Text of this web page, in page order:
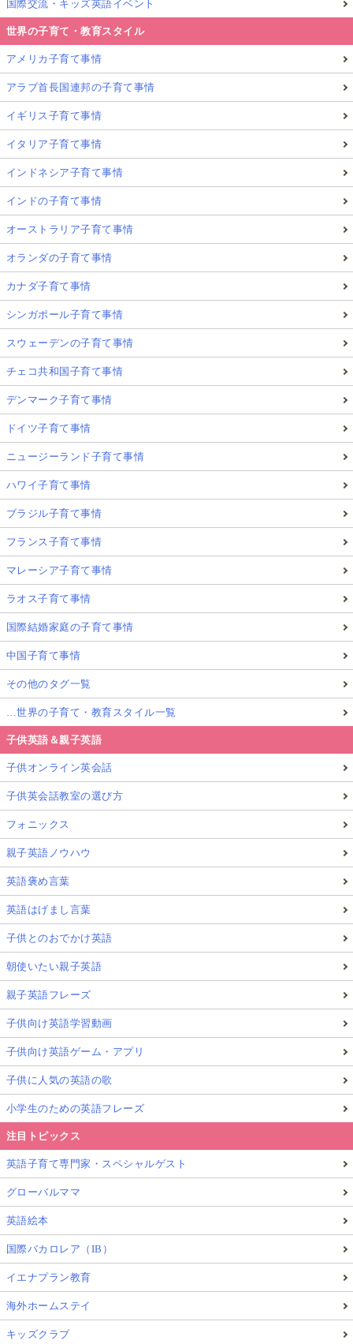
国際交流・キッズ英語イベント
世界の子育て・教育スタイル
アメリカ子育て事情
アラブ首長国連邦の子育て事情
イギリス子育て事情
イタリア子育て事情
インドネシア子育て事情
インドの子育て事情
オーストラリア子育て事情
オランダの子育て事情
カナダ子育て事情
シンガポール子育て事情
スウェーデンの子育て事情
チェコ共和国子育て事情
デンマーク子育て事情
ドイツ子育て事情
ニュージーランド子育て事情
ハワイ子育て事情
ブラジル子育て事情
フランス子育て事情
マレーシア子育て事情
ラオス子育て事情
国際結婚家庭の子育て事情
中国子育て事情
その他のタグ一覧
…世界の子育て・教育スタイル一覧
子供英語＆親子英語
子供オンライン英会話
子供英会話教室の選び方
フォニックス
親子英語ノウハウ
英語褒め言葉
英語はげまし言葉
子供とのおでかけ英語
朝使いたい親子英語
親子英語フレーズ
子供向け英語学習動画
子供向け英語ゲーム・アプリ
子供に人気の英語の歌
小学生のための英語フレーズ
注目トピックス
英語子育て専門家・スペシャルゲスト
グローバルママ
英語絵本
国際バカロレア（IB）
イエナプラン教育
海外ホームステイ
キッズクラブ